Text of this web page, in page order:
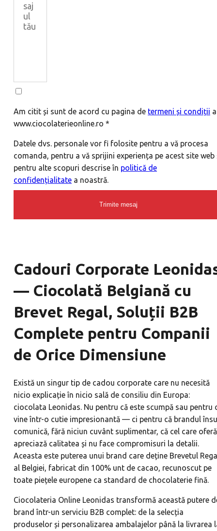
Am citit și sunt de acord cu pagina de termeni și condiții a
www.ciocolaterieonline.ro *
Datele dvs. personale vor fi folosite pentru a vă procesa
comanda, pentru a vă sprijini experiența pe acest site web
pentru alte scopuri descrise în politică de
confidențialitate a noastră.
Trimite mesaj
Cadouri Corporate
— Ciocolată Belgiană cu
Brevet Regal, Soluții B2B
Complete pentru Companii
de Orice Dimensiune
Există un singur tip de cadou corporate care nu necesită
nicio explicație în nicio sală de consiliu din Europa:
ciocolata Leonidas. Nu pentru că este scumpă sau pentru
vine într-o cutie impresionantă — ci pentru că brandul
comunică, fără niciun cuvânt suplimentar, că cel care oferă
apreciază calitatea și nu face compromisuri la detalii.
Aceasta este puterea unui brand care deține Brevetul
al Belgiei, fabricat din 100% unt de cacao, recunoscut pe
toate piețele europene ca standard de chocolaterie fină.
Ciocolateria Online Leonidas transformă această putere
brand într-un serviciu B2B complet: de la selecția
produselor și personalizarea ambalajelor până la livrarea